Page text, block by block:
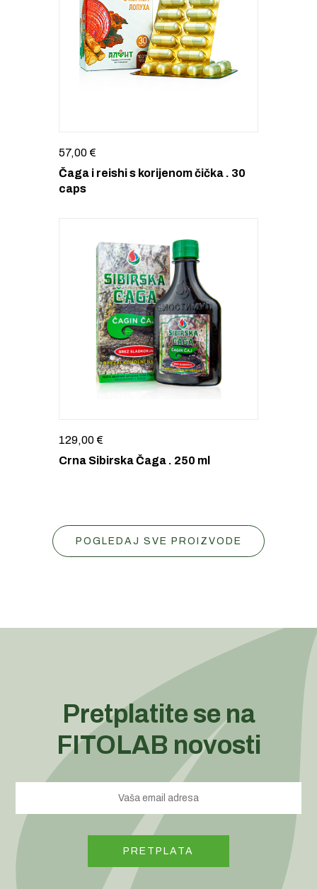
57,00 €
Čaga i reishi s korijenom čička . 30
caps
129,00 €
Crna Sibirska Čaga . 250 ml
POGLEDAJ SVE PROIZVODE
Pretplatite se na
FITOLAB novosti